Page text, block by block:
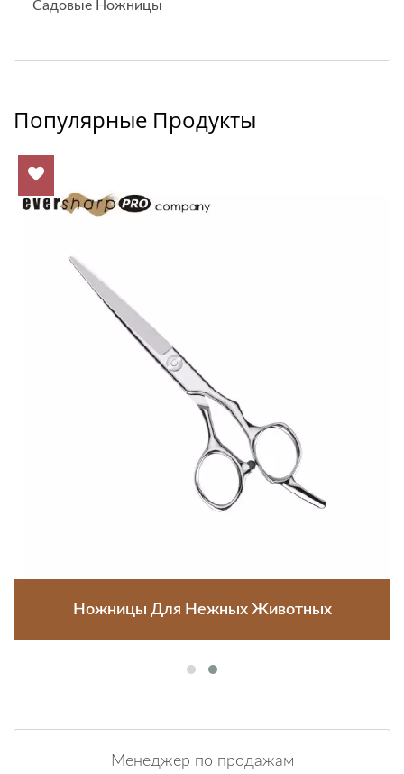
Садовые Ножницы
Популярные Продукты
Ножницы Для Нежных Животных
Менеджер по продажам